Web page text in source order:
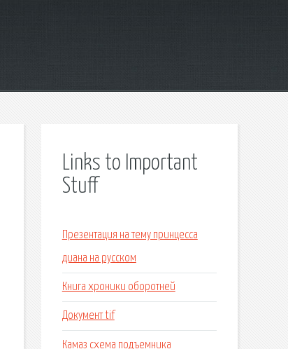
Links to Important
Stuff
Презентация на тему принцесса
диана на русском
Книга хроники оборотней
Документ tif
Камаз схема подъемника